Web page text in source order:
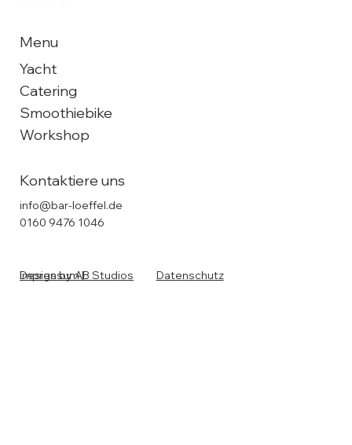
Menu
Yacht
Catering
Smoothiebike
Workshop
info@bar-loeffel.de
0160 9476 1046
Kontaktiere uns
Design by AB Studios
Impressum| Datenschutz